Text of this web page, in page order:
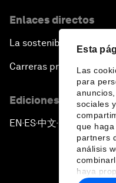
Esta
Las
para
sociales
que
partners
análisis
haya
Enlaces directos
La sostenibilidad en el
Carreras profesionales
Ediciones en otros
EN ▪ES▪中文▪ 日本語